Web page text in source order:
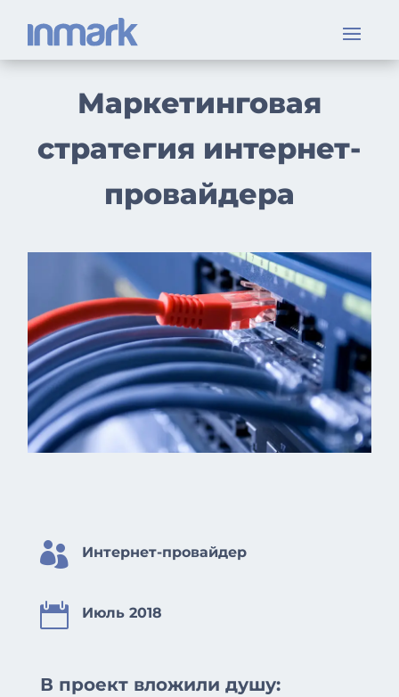
Маркетинговая
стратегия интернет-
провайдера
 Интернет-провайдер
 Июль 2018
В проект вложили душу: